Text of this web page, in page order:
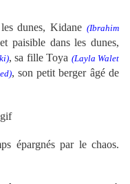
dunes, Kidane (Ibrahim
paisible dans les dunes,
, sa fille Toya (Layla Walet
, son petit berger âgé de
épargnés par le chaos.